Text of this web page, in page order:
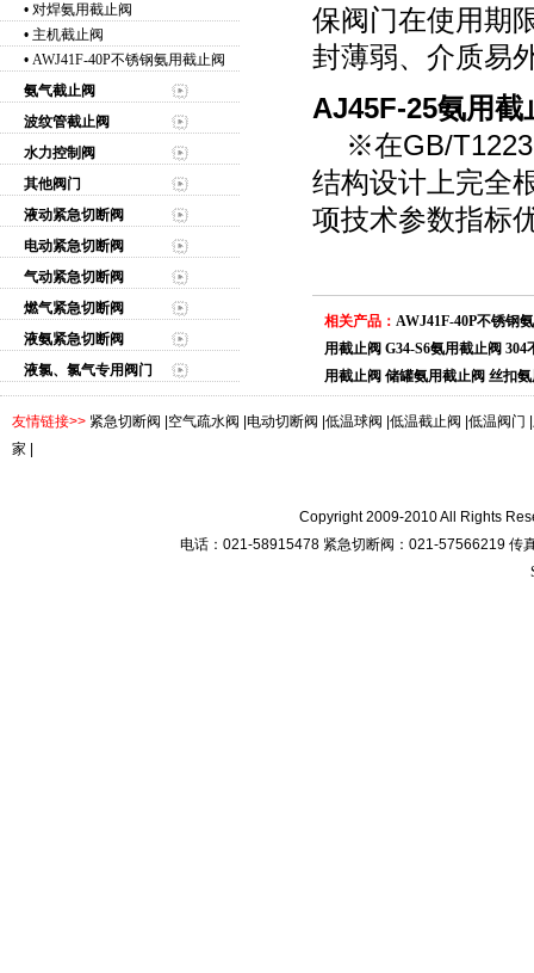
• 对焊氨用截止阀
• 主机截止阀
• AWJ41F-40P不锈钢氨用截止阀
氨气截止阀
波纹管截止阀
水力控制阀
其他阀门
液动紧急切断阀
电动紧急切断阀
气动紧急切断阀
燃气紧急切断阀
液氨紧急切断阀
液氯、氯气专用阀门
保阀门在使用期
封薄弱、介质易
AJ45F-25氨用截
※在GB/
结构设计上完全
项技术参数指标
相关产品： AWJ41F-40P不锈钢
用截止阀 G34-S6氨用截止阀 304
用截止阀 储罐氨用截止阀 丝扣
友情链接>> 紧急切断阀 空气疏水阀 电动切断阀 低温球阀 低温截止阀 低温阀门
家
Copyright 2009-2010 All Rights
电话：021-58915478 紧急切断阀：021-57566219